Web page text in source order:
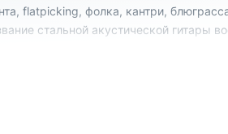
flatpicking, фолка, кантри,
стальной акустической гитары